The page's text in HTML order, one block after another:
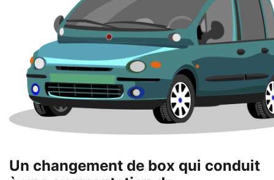
Un changement de box qui conduit